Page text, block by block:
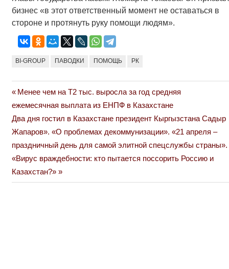
бизнес «в этот ответственный момент не оставаться в
стороне и протянуть руку помощи людям».
BI-GROUP ПАВОДКИ ПОМОЩЬ РК
Навигация
по
записям
Previous
Post:
Менее чем на Т2 тыс. выросла за год средняя
ежемесячная выплата из ЕНПФ в Казахстане
Next
Post:
Два дня гостил в Казахстане президент Кыргызстана Садыр
Жапаров». «О проблемах декоммунизации». «21 апреля –
праздничный день для самой элитной спецслужбы страны».
«Вирус враждебности: кто пытается поссорить Россию и
Казахстан?»